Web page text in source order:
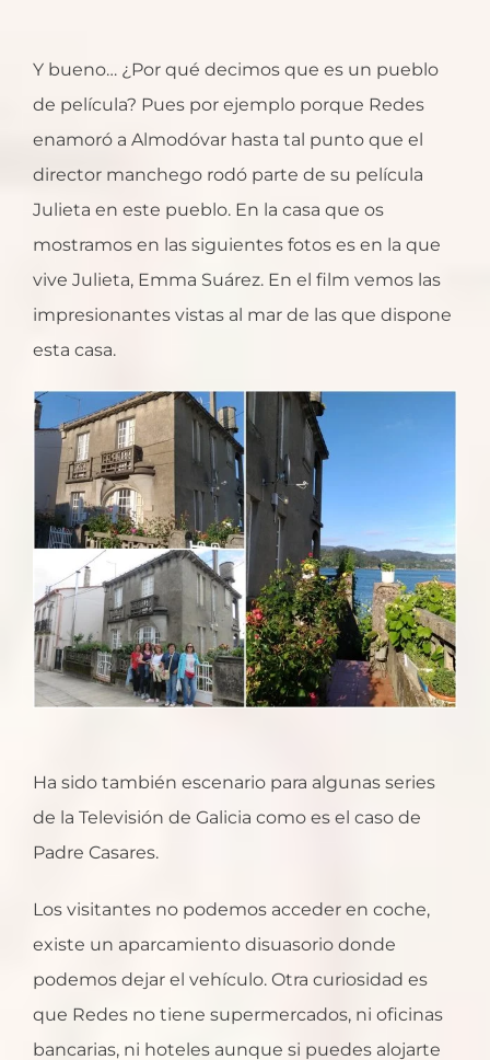
Y bueno… ¿Por qué decimos que es un pueblo
de película? Pues por ejemplo porque Redes
enamoró a Almodóvar hasta tal punto que el
director manchego rodó parte de su película
Julieta en este pueblo. En la casa que os
mostramos en las siguientes fotos es en la que
vive Julieta, Emma Suárez. En el film vemos las
impresionantes vistas al mar de las que dispone
esta casa.
Ha sido también escenario para algunas series
de la Televisión de Galicia como es el caso de
Padre Casares.
Los visitantes no podemos acceder en coche,
existe un aparcamiento disuasorio donde
podemos dejar el vehículo. Otra curiosidad es
que Redes no tiene supermercados, ni oficinas
bancarias, ni hoteles aunque si puedes alojarte